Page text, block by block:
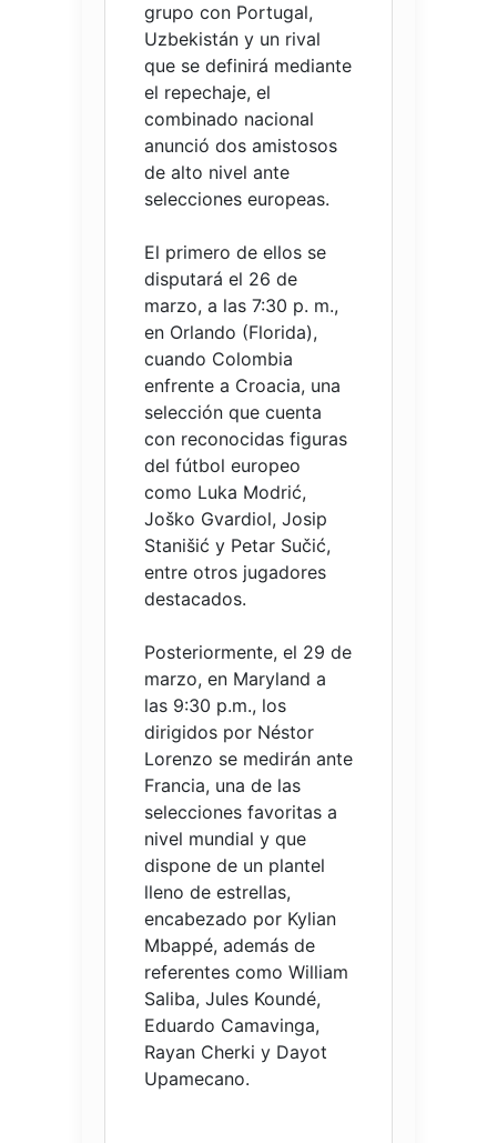
grupo con Portugal,
Uzbekistán y un rival
que se definirá mediante
el repechaje, el
combinado nacional
anunció dos amistosos
de alto nivel ante
selecciones europeas.
El primero de ellos se
disputará el 26 de
marzo, a las 7:30 p. m.,
en Orlando (Florida),
cuando Colombia
enfrente a Croacia, una
selección que cuenta
con reconocidas figuras
del fútbol europeo
como Luka Modrić,
Joško Gvardiol, Josip
Stanišić y Petar Sučić,
entre otros jugadores
destacados.
Posteriormente, el 29 de
marzo, en Maryland a
las 9:30 p.m., los
dirigidos por Néstor
Lorenzo se medirán ante
Francia, una de las
selecciones favoritas a
nivel mundial y que
dispone de un plantel
lleno de estrellas,
encabezado por Kylian
Mbappé, además de
referentes como William
Saliba, Jules Koundé,
Eduardo Camavinga,
Rayan Cherki y Dayot
Upamecano.